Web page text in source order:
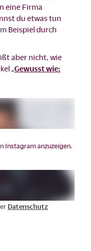
eine Firma
du etwas tun
Beispiel durch
aber nicht, wie
„ Gewusst wie:
Instagram anzuzeigen.
Datenschutz